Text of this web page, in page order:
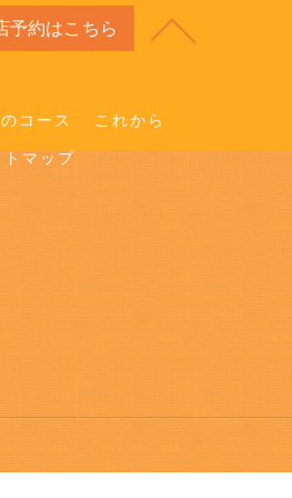
予約はこちら
コース これから
トマップ